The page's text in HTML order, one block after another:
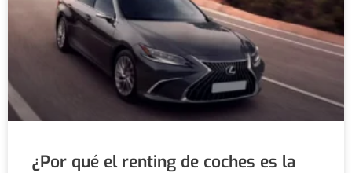
¿Por qué el renting de coches es la